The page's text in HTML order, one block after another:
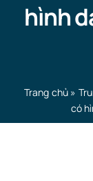
hình
Trang chủ »
có